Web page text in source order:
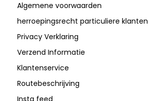
Algemene voorwaarden
herroepingsrecht particuliere klanten
Privacy Verklaring
Verzend Informatie
Klantenservice
Routebeschrijving